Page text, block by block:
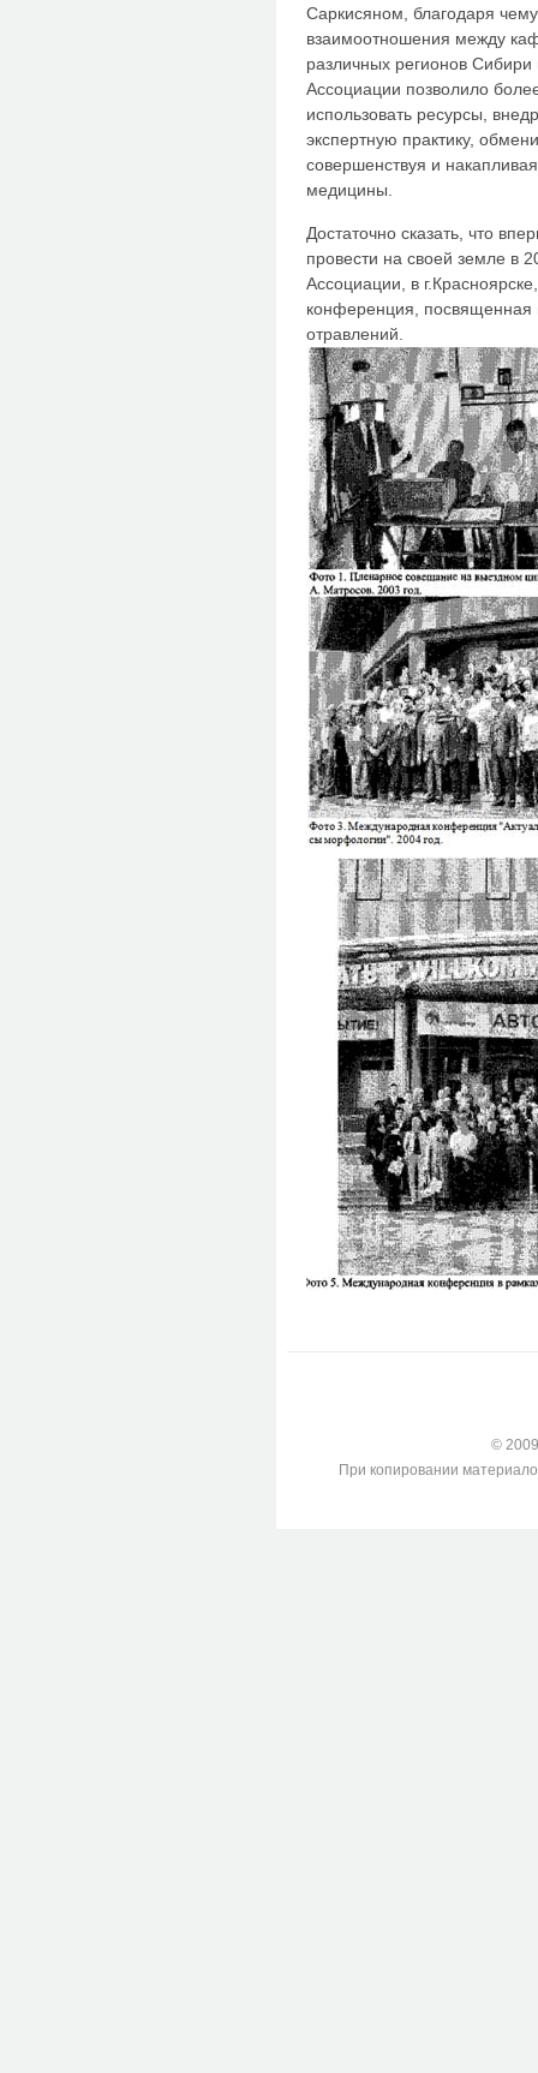
Саркисяном, благодаря
взаимоотношения между
различных регионов Сибири
Ассоциации позволило
использовать ресурсы,
экспертную практику,
совершенствуя и
медицины.
Достаточно сказать, что
провести на своей земле в
Ассоциации, в
конференция, посвященная
отравлений.
©
При копировании